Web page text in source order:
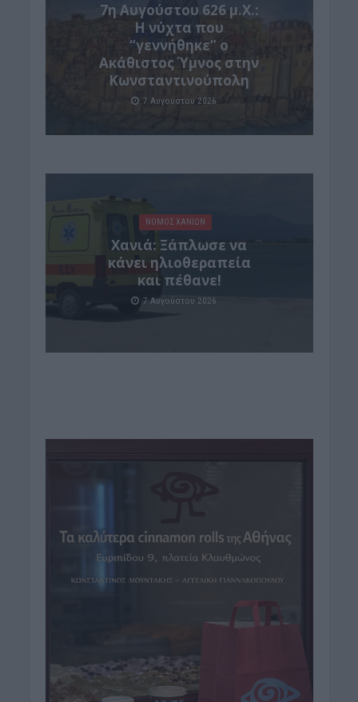
7η Αυγούστου 626 μ.Χ.:
Η νύχτα που
“γεννήθηκε” ο
Ακάθιστος Ύμνος στην
Κωνσταντινούπολη
7 Αυγούστου 2026
ΝΟΜΌΣ ΧΑΝΊΩΝ
Χανιά: Ξάπλωσε να
κάνει ηλιοθεραπεία
και πέθανε!
7 Αυγούστου 2026